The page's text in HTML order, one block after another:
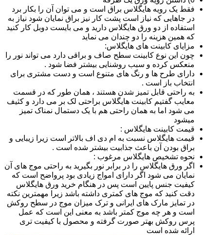
فقط یک رویه هایگلاس براق است و می توان آن را بکار برد
در جاهایی که نیاز است پشت کار نیز براق نمایان شود نیاز به
استفاده از دو ورق هایگلاس دارید و می بایست دوبل کار کنید
که همین هزینه را دو چندان می نماید
مزایای کابینت های هایگلاس:
چون این نوع کابینت سطح صاف و براقی دارد می تواند نور را
منعکس کرده و سبب روشنایی بیشتر فضا شود .
دارای طرح ها و رنگ های متنوع است و دست مشتری برای
انتخاب باز است .
به راحتی قابل تمیز شدن هستند ، همان طور که در قسمت
معایب گفتیم کابینت هایگلاس براحتی لک بر می دارد و کثیف
می شود اما به همان راحتی هم با یک دستمال نمناک تمیز
میشود
قیمت کابینت هایگلاس :
قیمت هایگلاس نسبت به ام دی اف بالاتر است زیرا زیبایی و
براق بودن آن باعث جذابیت بیشتر شده است .
نحوه تشخیص هایگلاس مرغوب :
اگر ورق هایگلاس را در برابر نور بگیرید به راحتی موج های آن
نمایان می شود اگر دارای امواج زیادی بود پرواضح است که
کیفیت جنس پایین است پس در هنگام خرید ورق هایگلاس
دقت کنید که موج های کمتری داشته باشد زیرا مهمترین نکته
در تمایز مارک های ایرانی و ترک میزان موج در سطح روکش
است و هر چه موج کمتر باشد به معنی این است که عمل
پرس روکش بهتر صورت گرفته و محصول با کیفیت تری
ارائه شده است